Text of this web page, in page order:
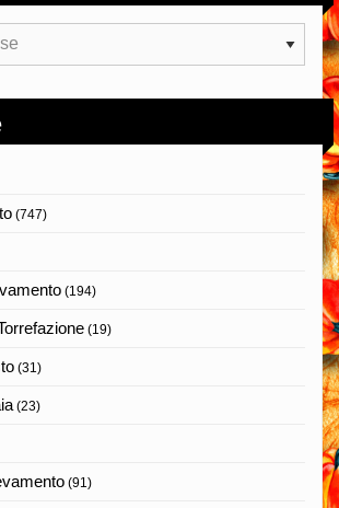
(747)
(194)
(19)
(31)
(23)
(91)